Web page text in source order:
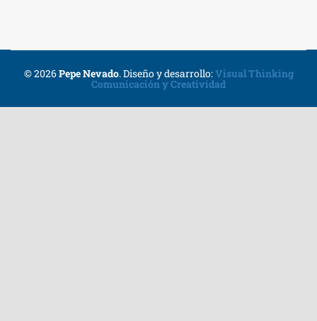
© 2026Pepe Nevado.Diseño y desarrollo:Visual Thinking
Comunicación y Creatividad